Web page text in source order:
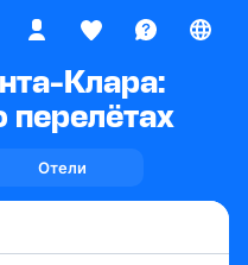
Клара:
Отели